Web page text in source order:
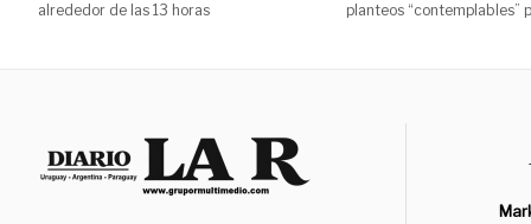
alrededor de las 13 horas
planteos “contemplables”